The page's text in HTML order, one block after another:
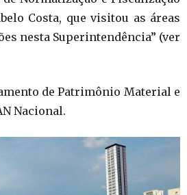
Costa, que visitou as áreas
nesta Superintendência” (ver
de Patrimônio Material e
Nacional.